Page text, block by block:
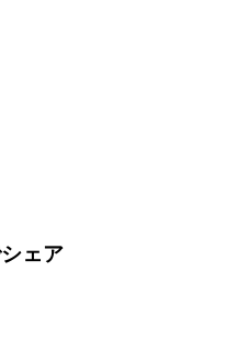
ェア